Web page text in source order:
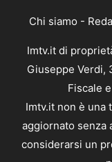
Chi siamo -
Imtv.it di
Giuseppe Verdi,
Fiscale
Imtv.it non è una
aggiornato senza
considerarsi un